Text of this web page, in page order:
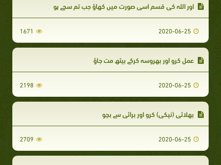
اور اللہ کی قسم اسی صورت میں کھاؤ جب تم سچے ہو
2020-06-25
1671
عمل کرو اور بھروسہ کرکے بیٹھ مت جاؤ
2020-06-25
2198
بھلائی (نیکی) کرو اور برائی سے بچو
2020-06-25
2709